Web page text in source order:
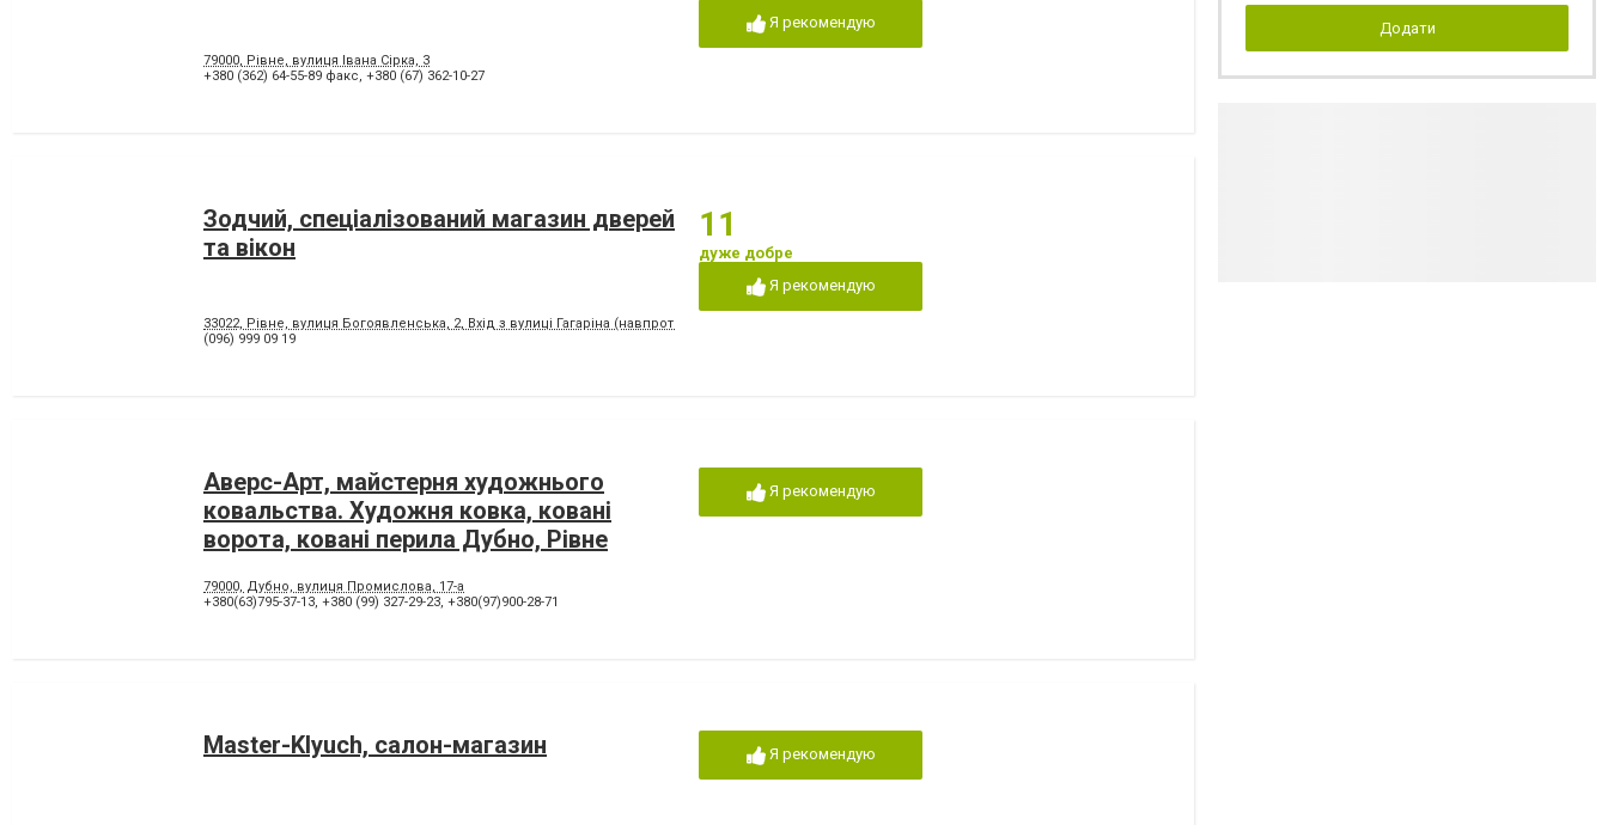
79000, Рівне, вулиця Івана Сірка, 3
+380 (362) 64-55-89 факс, +380 (67) 362-10-27
Я рекомендую
Зодчий, спеціалізований магазин дверей
та вікон
33022, Рівне, вулиця Богоявленська, 2, Вхід з вулиці Гагаріна (навпроти автостанції Чайка)
(096) 999 09 19
11
дуже добре
Я рекомендую
Аверс-Арт, майстерня художнього
ковальства. Художня ковка, ковані
ворота, ковані перила Дубно, Рівне
79000, Дубно, вулиця Промислова, 17-а
+380(63)795-37-13, +380 (99) 327-29-23, +380(97)900-28-71
Я рекомендую
Master-Klyuch, салон-магазин Я рекомендую
Додати